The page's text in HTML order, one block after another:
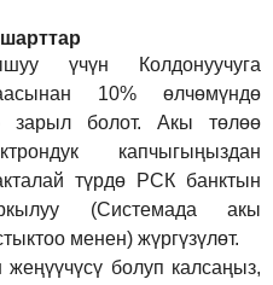
үчүн Колдонуучуга
10% өлчөмүндө
зарыл болот. Акы төлөө
капчыгыңыздан
түрдө РСК банктын
(Системада акы
менен) жүргүзүлөт.
болуп калсаңыз,